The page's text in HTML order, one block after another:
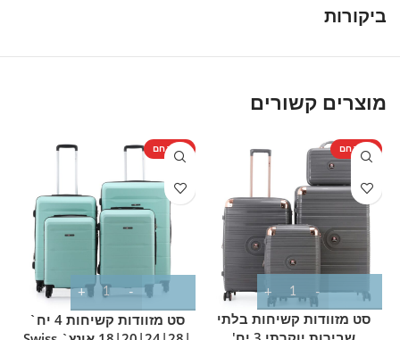
הידית הטלסקופית מתכווננת לגובה הנוח למשתמש ומאפשרת
שכבת אבטחה בסיסית לתכולה מבלי צורך במנעול נפרד, ואפשרות
יותר בדרך חזרה מהטיול.
מכיוון שהסט כולל שלוש מידות שונות במקביל, ניתן לבחור בכל פעם
את המזוודה המתאימה לסוג הנסיעה – הקטנה לטיסות פנים או
סופי שבוע, הבינונית לחופשות רגילות והגדולה לנסיעות ממושכות –
כאשר כולן חולקות עיצוב אחיד בגוון מנטה ומתאימות זו לזו כערכת
נסיעה שלמה.
ביקורות
מוצרים קשורים
מוצר חם
סט מזוודות קשיחות בלתי
מוצר חם
סט מזוודות קשיחות 4 יח`